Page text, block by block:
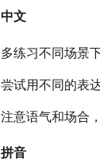
中文
多练习不同场景
尝试用不同的表
注意语气和场合
拼音